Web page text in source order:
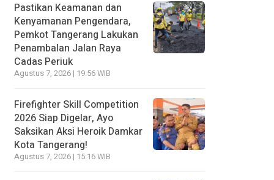
Pastikan Keamanan dan
Kenyamanan Pengendara,
Pemkot Tangerang Lakukan
Penambalan Jalan Raya
Cadas Periuk
Agustus 7, 2026 | 19:56 WIB
Firefighter Skill Competition
2026 Siap Digelar, Ayo
Saksikan Aksi Heroik Damkar
Kota Tangerang!
Agustus 7, 2026 | 15:16 WIB